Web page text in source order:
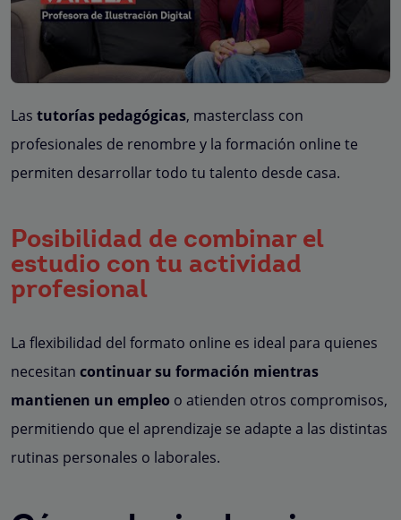
Las tutorías pedagógicas, masterclass con
profesionales de renombre y la formación online te
permiten desarrollar todo tu talento desde casa.
Posibilidad de combinar el
estudio con tu actividad
profesional
La flexibilidad del formato online es ideal para quienes
necesitan continuar su formación mientras
mantienen un empleo o atienden otros compromisos,
permitiendo que el aprendizaje se adapte a las distintas
rutinas personales o laborales.